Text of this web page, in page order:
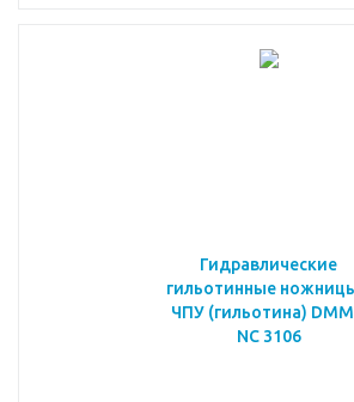
Гидравлические
гильотинные
ЧПУ (гильотина)
NC 3106